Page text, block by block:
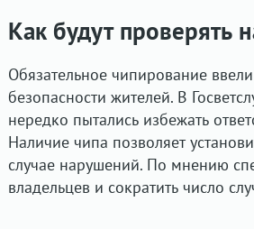
Как будут проверять
Обязательное чипирование
безопасности жителей. В
нередко пытались избежать
Наличие чипа позволяет
случае нарушений. По мнению
владельцев и сократить число